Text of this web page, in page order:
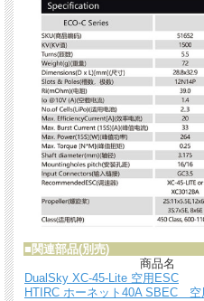
■ 関連部品(別売)
商品名
DualSky XC-45-Lite 空用ESC
HTIRC ホーネット40A SBEC 空